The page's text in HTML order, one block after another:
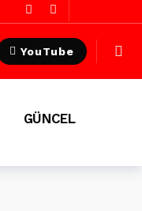
YouTube
GÜNCEL